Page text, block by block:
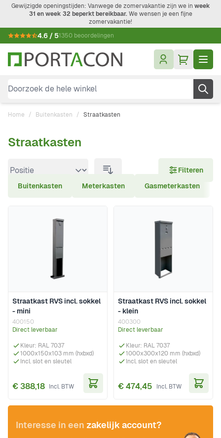
Ga naar de inhoud
Gewijzigde openingstijden: Vanwege de zomervakantie zijn we in week
31 en week 32 beperkt bereikbaar.We wensen je een fijne
zomervakantie!
4.6 / 51350 beoordelingen
Doorzoek de hele winkel
Home / Buitenkasten / Straatkasten
Doorgaan naar productlijst
Straatkasten
Filteren
Buitenkasten
Meterkasten Gasmeterkasten
Straatkast RVS incl. sokkel
- mini
400150
Direct leverbaar
Kleur: RAL 7037
1000x150x103 mm (hxbxd)
Incl. slot en sleutel
€ 388,18
Straatkast RVS incl. sokkel
- klein
400300
Direct leverbaar
Kleur: RAL 7037
1000x300x120 mm (hxbxd)
Incl. slot en sleutel
€ 474,45
Interesse in een zakelijk account?